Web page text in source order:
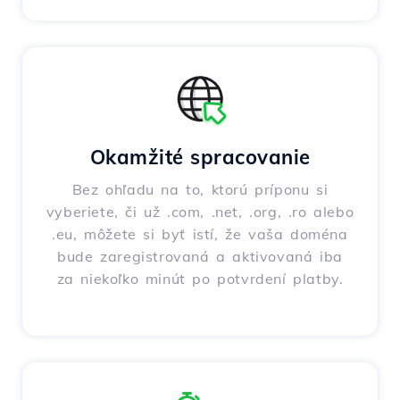
Okamžité spracovanie
Bez ohľadu na to, ktorú príponu si
vyberiete, či už .com, .net, .org, .ro alebo
.eu, môžete si byť istí, že vaša doména
bude zaregistrovaná a aktivovaná iba
za niekoľko minút po potvrdení platby.